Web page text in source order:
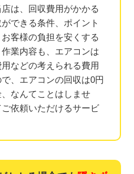
は、回収費用がかかる
できる条件、ポイント
客様の負担を安くする
業内容も、エアコンは
などの考えられる費用
、エアコンの回収は0円
なんてことはしませ
依頼いただけるサービ